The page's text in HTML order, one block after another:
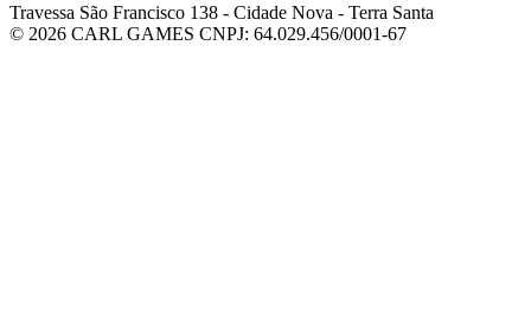
Travessa São Francisco 138 - Cidade Nova - Terra Santa
© 2026 CARL GAMES CNPJ: 64.029.456/0001-67